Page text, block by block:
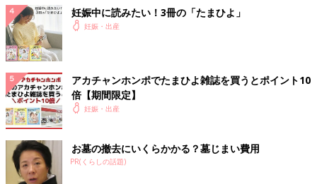
妊娠中に読みたい！3冊の「たまひよ」
妊娠・出産
アカチャンホンポでたまひよ雑誌を買うとポイント10
倍【期間限定】
妊娠・出産
お墓の撤去にいくらかかる？墓じまい費用
PR(くらしの話題)